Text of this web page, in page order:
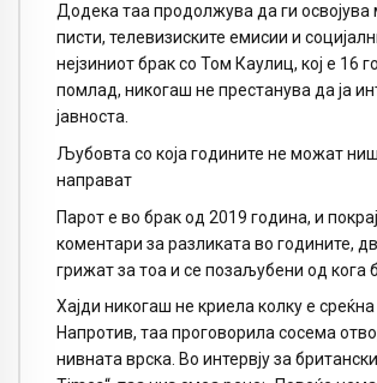
Додека таа продолжува да ги освојува
писти, телевизиските емисии и
нејзиниот брак со Том Каулиц, кој е 16
помлад, никогаш не престанува да ја
јавноста.
Љубовта со која годините не можат
направат
Парот е во брак од 2019 година, и
коментари за разликата во годините,
грижат за тоа и се позаљубени од кога
Хајди никогаш не криела колку е
Напротив, таа проговорила сосема
нивната врска. Во интервју за